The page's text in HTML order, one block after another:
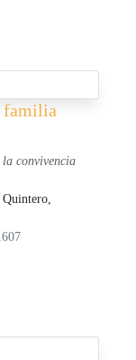
familia
convivencia
Quintero,